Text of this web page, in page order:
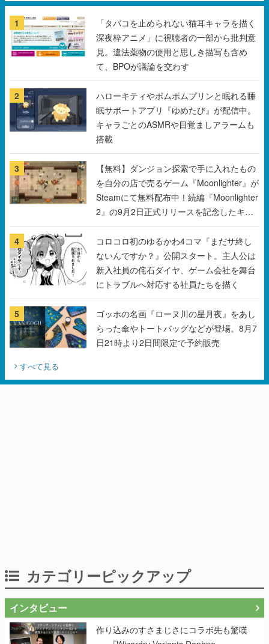
1
「タバコを止められない猫耳キャラを描く
深夜枠アニメ」に視聴者の一部から批判意
見。違法薬物の使用と思しき描写も含め
て、BPOが議論を交わす
2
ハローキティやポムポムプリンと眠れる睡
眠サポートアプリ『ゆめたび』が配信中。
キャラごとのASMRや目覚ましアラームも
搭載
3
【無料】ダンジョン探索で手に入れたもの
を自分の店で売るゲーム『Moonlighter』が
Steamにて無料配布中！続編『Moonlighter
2』の9月2日正式リリースを記念したキャ
ンペーン
4
コロコロ初のゆるかわ4コマ『まだサ終し
ないんですか？』公開スタート。主人公は
新入社員の侘石ダイヤ、ゲーム会社を舞台
にトラブルへ対応する社員たちを描く
5
ゴッホの名画『ローヌ川の星月夜』をあし
らった傘やトートバッグなどが登場。8月7
日21時より2日間限定で予約販売
すべて見る
カテゴリーピックアップ
インタビュー
作り込みのすさまじさにコラボ先も驚嘆